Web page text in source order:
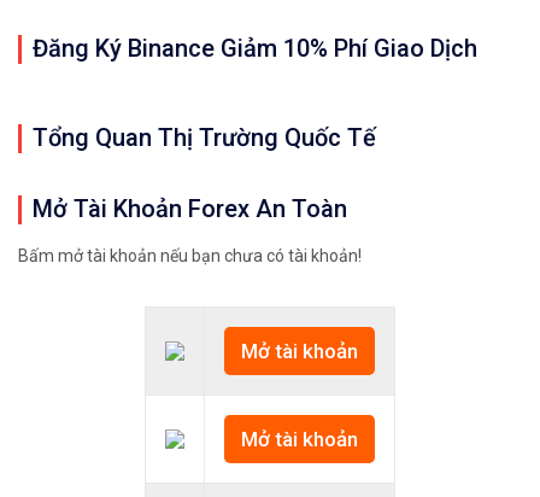
Đăng Ký Binance Giảm 10% Phí Giao Dịch
Tổng Quan Thị Trường Quốc Tế
Mở Tài Khoản Forex An Toàn
Bấm mở tài khoản nếu bạn chưa có tài khoản!
Mở tài khoản
Mở tài khoản